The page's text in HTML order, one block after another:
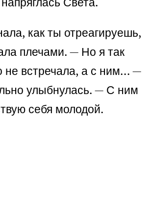
как ты отреагируешь,
плечами. — Но я так
не встречала, а с ним… —
улыбнулась. — С ним
себя молодой.